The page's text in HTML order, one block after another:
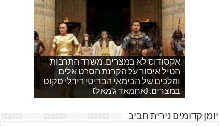
אקסודוס לא במצרים, משרד התרבות
הטיל איסור על הקרנת הסרט אלים
ומלכים של הבימאי הבריטי רידלי סקוט
במצרים. (אחמאד ג'מאל)
אחמד כותב על השאלה שעולה במצרים
לגבי הסכמי קמפ דויד
איך הפכתי לטרוריסט. עדות שסיפר לי
ח'אדר בבית לחם.
עוד בוקר בדרך לגן…סובחייה כותבת ד"ש
מהחיים בין המחסומים במזרח ירושלים
לאדם אני משתדלת לא לספר כלום
וכשיש ירי
אחהצ שקט באום לייסון, בשעות בין
ערביים צור באהר נשקפת פסטורלית
היום לא היו כאן עימותים.
יומן קדומים נירית חביב